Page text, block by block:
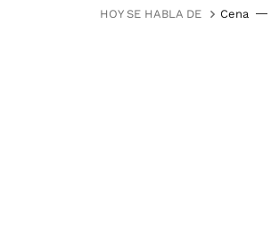
HOY SE HABLA DE Cena